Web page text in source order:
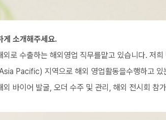
게 소개해주세요.
외로 수출하는 해외영업 직무를맡고 있습니다. 저
Pacific) 지역으로 해외 영업활동을수행하고 있
바이어 발굴, 오더 수주 및 관리, 해외 전시회 참